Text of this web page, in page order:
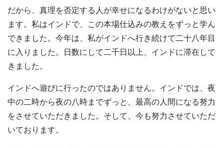
だから、真理を否定する人が幸せになるわけがないと思い
ます。私はインドで、この本場仕込みの教えをずっと学ん
できました。今年は、私がインドへ行き続けて二十八年目
に入りました。日数にして二千日以上、インドに滞在して
きました。
インドへ遊びに行ったのではありません。インドでは、夜
中の二時から夜の八時までずっと、最高の人間になる努力
をさせていただきました。そして、今も努力させていただ
いております。